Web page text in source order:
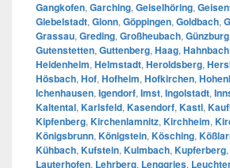
Gangkofen, Garching, Geiselhöring,
Giebelstadt, Glonn, Göppingen, Goldbach,
Grassau, Greding, Großheubach, Günzburg
Gutenstetten, Guttenberg, Haag, Hahnbach
Heidenheim, Helmstadt, Heroldsberg,
Hösbach, Hof, Hofheim, Hofkirchen,
Ichenhausen, Igendorf, Imst, Ingolstadt,
Kaltental, Karlsfeld, Kasendorf, Kastl,
Kipfenberg, Kirchenlamnitz, Kirchheim,
Königsbrunn, Königstein, Kösching,
Kühbach, Kufstein, Kulmbach, Kupferberg,
Lauterhofen, Lehrberg, Lenggries,